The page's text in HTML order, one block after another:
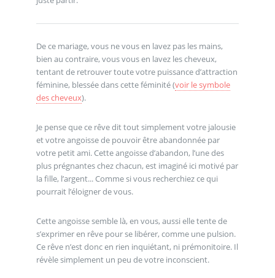
De ce mariage, vous ne vous en lavez pas les mains,
bien au contraire, vous vous en lavez les cheveux,
tentant de retrouver toute votre puissance d’attraction
féminine, blessée dans cette féminité (voir le symbole
des cheveux).
Je pense que ce rêve dit tout simplement votre jalousie
et votre angoisse de pouvoir être abandonnée par
votre petit ami. Cette angoisse d’abandon, l’une des
plus prégnantes chez chacun, est imaginé ici motivé par
la fille, l’argent... Comme si vous recherchiez ce qui
pourrait l’éloigner de vous.
Cette angoisse semble là, en vous, aussi elle tente de
s’exprimer en rêve pour se libérer, comme une pulsion.
Ce rêve n’est donc en rien inquiétant, ni prémonitoire. Il
révèle simplement un peu de votre inconscient.